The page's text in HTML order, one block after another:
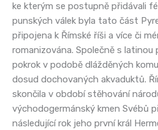
ke kterým se postupně přidávali
punských válek byla tato část
připojena k Římské říši a více či
romanizována. Společně s latinou
pokrok v podobě dlážděných
dosud dochovaných akvaduktů.
skončila v období stěhování
východogermánský kmen Svébů
následující rok jeho první král